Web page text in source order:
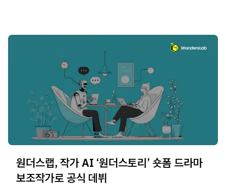
원더스랩, 작가 AI ‘원더스토리’ 숏폼 드라마
보조작가로 공식 데뷔